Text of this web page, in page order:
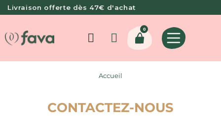
Livraison offerte dès 47€ d'achat
0
Accueil
CONTACTEZ-NOUS